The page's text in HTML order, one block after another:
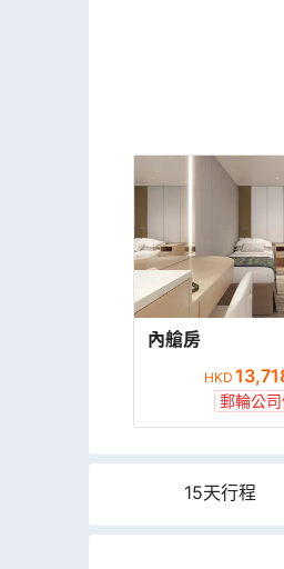
內艙房
HKD
郵輪公
15天行程